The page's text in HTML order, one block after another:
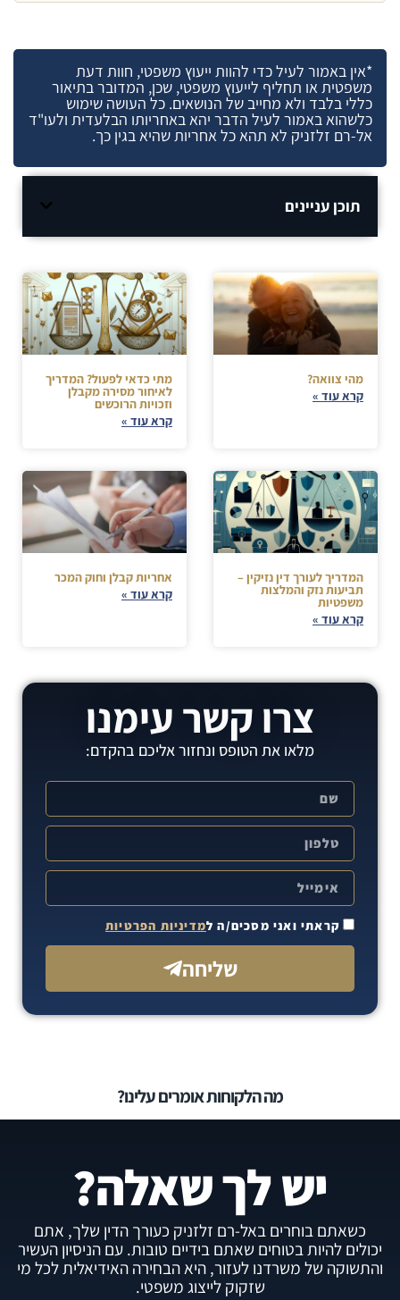
*אין באמור לעיל כדי להוות ייעוץ משפטי, חוות דעת
משפטית או תחליף לייעוץ משפטי, שכן, המדובר בתיאור
כללי בלבד ולא מחייב של הנושאים. כל העושה שימוש
כלשהוא באמור לעיל הדבר יהא באחריותו הבלעדית ולעו"ד
אל-רם זלזניק לא תהא כל אחריות שהיא בגין כך.
תוכן עניינים
מהי צוואה?
קרא עוד »
מתי כדאי לפעול? המדריך
לאיחור מסירה מקבלן
וזכויות הרוכשים
קרא עוד »
המדריך לעורך דין נזיקין –
תביעות נזק והמלצות
משפטיות
קרא עוד »
אחריות קבלן וחוק המכר
קרא עוד »
צרו קשר עימנו
מלאו את הטופס ונחזור אליכם בהקדם:
קראתי ואני מסכים/ה למדיניות הפרטיות
שליחה
מה הלקוחות אומרים עלינו?
יש לך שאלה?
כשאתם בוחרים באל-רם זלזניק כעורך הדין שלך, אתם
יכולים להיות בטוחים שאתם בידיים טובות. עם הניסיון העשיר
והתשוקה של משרדנו לעזור, היא הבחירה האידיאלית לכל מי
שזקוק לייצוג משפטי.